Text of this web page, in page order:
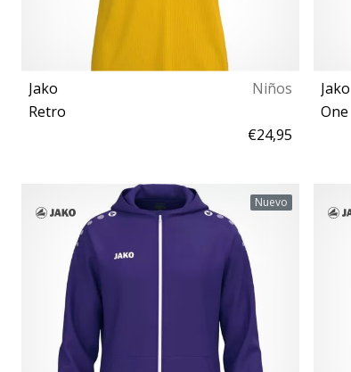
Jako
Niños
Retro
€24,95
164
Jako
One
Nuevo